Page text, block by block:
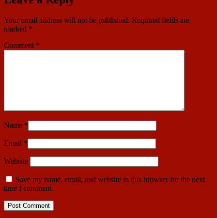
Your email address will not be published. Required fields are
marked *
Comment *
Name *
Email *
Website
Save my name, email, and website in this browser for the next
time I comment.